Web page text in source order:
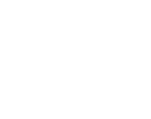
Utrecht
KamersUtrecht!
vragen